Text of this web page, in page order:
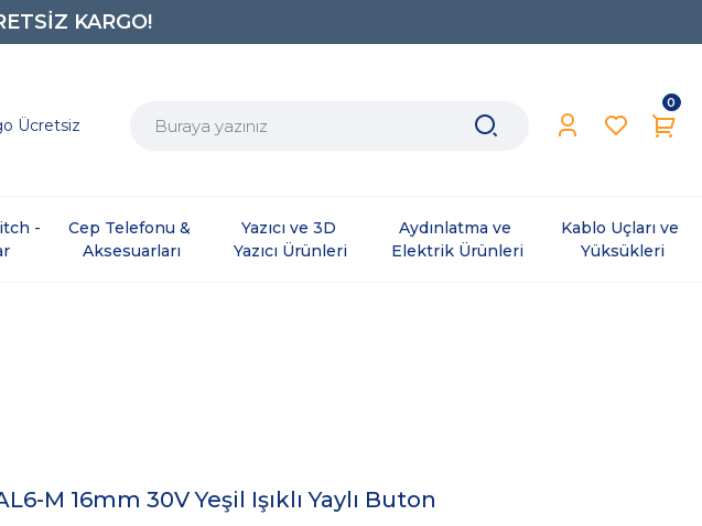
KARGO!
Ücretsiz
0
-
Cep Telefonu &
Aksesuarları
Yazıcı ve 3D
Yazıcı Ürünleri
Aydınlatma ve
Elektrik Ürünleri
Kablo Uçları ve
Yüksükleri
M 16mm 30V Yeşil Işıklı Yaylı Buton